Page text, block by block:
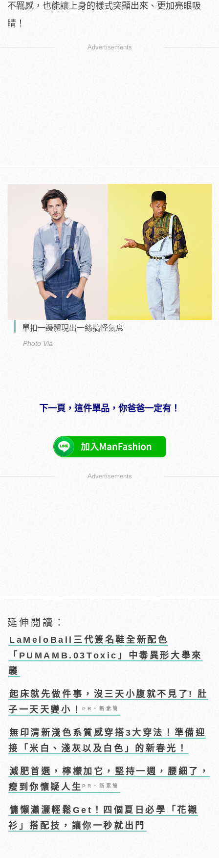
不羈感，也能讓上身的樣式突顯出來、更加亮眼吸
睛！
Advertisements
單扣一邊體現出一絲搞怪氣息
Photo Via
下一頁，這件單品，你爸爸一定有！
Advertisements
延伸閱讀：
LaMeloBall三代簽名鞋全新配色
「PUMAMB.03Toxic」中毒異形大舉來
襲
起床就先做件事，沒三天小腹就不見了! 肚
子一天天變小！PR・新素簡
無印清新淺色系質感穿搭3大穿法！準備迎
接「米白、淺灰以及白色」的新春光！
減肥首選，檸檬加它，堅持一週，腰細了，
瘦到你懷疑人生PR・新素簡
慵懶瀟灑輕鬆Get！四個夏日必學「花襯
衫」搭配技，讓你一秒就出門